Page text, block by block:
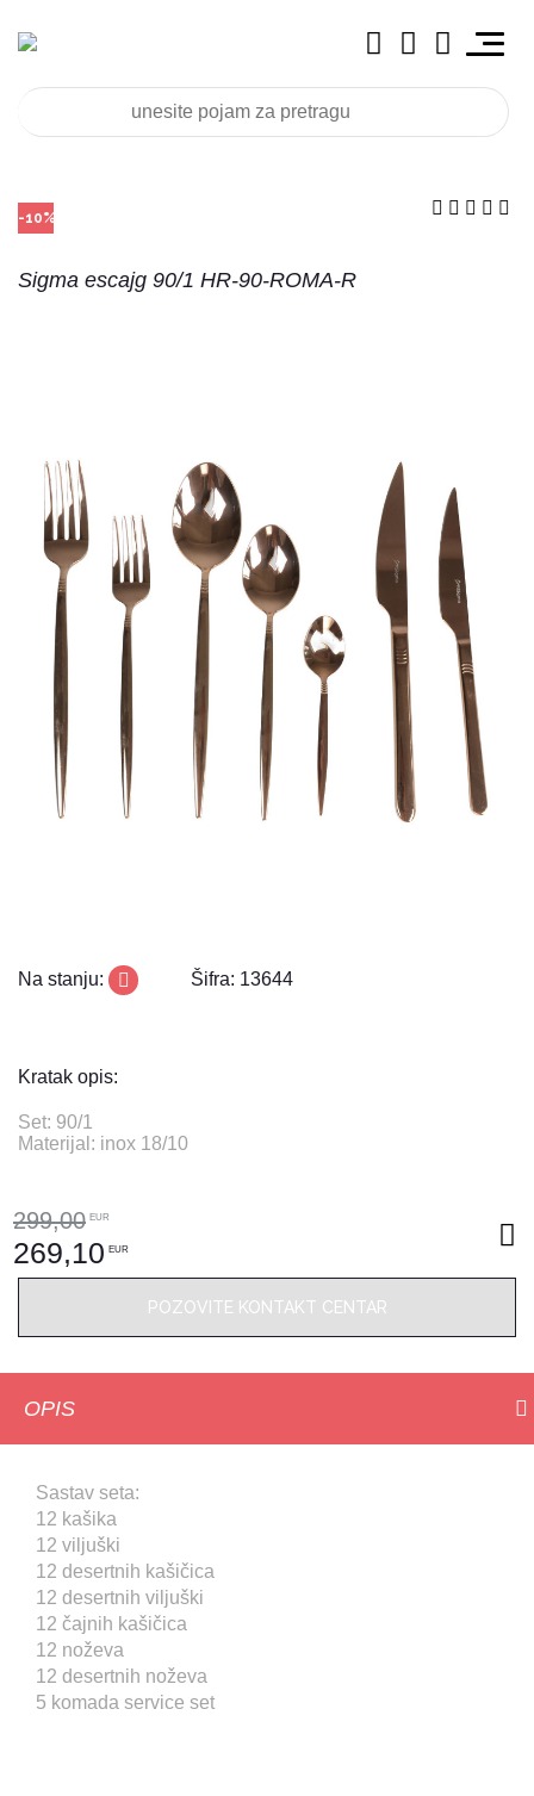
Sigma escajg 90/1 HR-90-ROMA-R
-10%
Na stanju: Šifra: 13644
Kratak opis:
Set: 90/1
Materijal: inox 18/10
299,00 EUR
269,10 EUR
POZOVITE KONTAKT CENTAR
OPIS
Sastav seta:
12 kašika
12 viljuški
12 desertnih kašičica
12 desertnih viljuški
12 čajnih kašičica
12 noževa
12 desertnih noževa
5 komada service set